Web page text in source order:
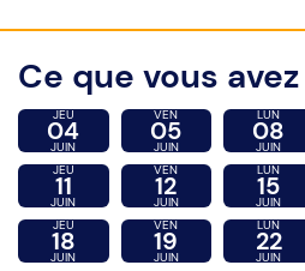
Ce que vous
JEU
04
JUIN
VEN
05
JUIN
LUN
08
JUIN
JEU
11
JUIN
VEN
12
JUIN
LUN
15
JUIN
JEU
18
JUIN
VEN
19
JUIN
LUN
22
JUIN